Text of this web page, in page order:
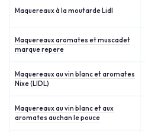
Maquereaux à la moutarde Lidl
Maquereaux aromates et muscadet
marque repere
Maquereaux au vin blanc et aromates
Nixe (LIDL)
Maquereaux au vin blanc et aux
aromates auchan le pouce